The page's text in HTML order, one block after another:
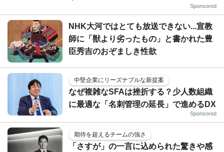
Sponsored
NHK大河ではとても放送できない...宣教
師に「獣より劣ったもの」と書かれた豊
臣秀吉のおぞましき性欲
中堅企業にリーズナブルな新提案
なぜ複雑なSFAは挫折する？少人数組織
に最適な「名刺管理の延長」で進めるDX
Sponsored
期待を超えるチームの強さ
「さすが」の一言に込められた驚きや感